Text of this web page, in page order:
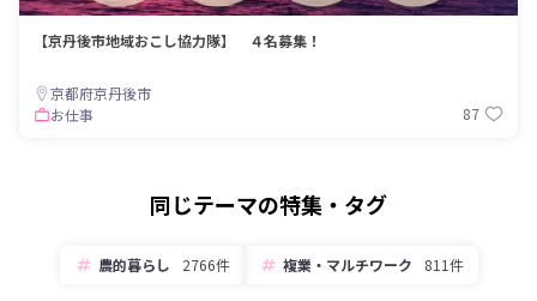
【京丹後市地域おこし協力隊】 ４名募集！
京都府京丹後市
お仕事
87
同じテーマの特集・タグ
農的暮らし 2766件 複業・マルチワーク 811件